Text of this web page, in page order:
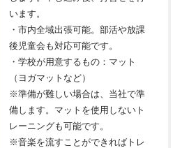
います。
・市内全域出張可能。部活や放課
後児童会も対応可能です。
・学校が用意するもの：マット
（ヨガマットなど）
※準備が難しい場合は、当社で準
備します。マットを使用しないト
レーニングも可能です。
※音楽を流すことができればトレ